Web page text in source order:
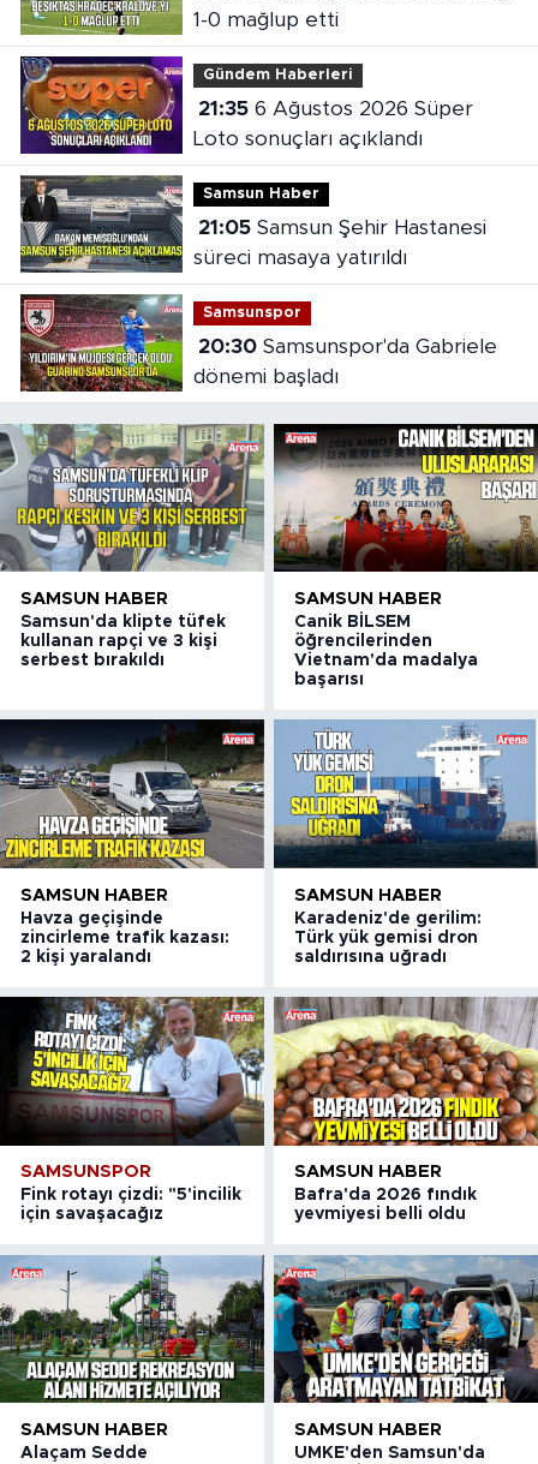
1-0 mağlup etti
Gündem Haberleri
21:356 Ağustos 2026 Süper
Loto sonuçları açıklandı
Samsun Haber
21:05Samsun Şehir Hastanesi
süreci masaya yatırıldı
Samsunspor
20:30Samsunspor'da Gabriele
dönemi başladı
SAMSUN HABER
Samsun'da klipte tüfek
kullanan rapçi ve 3 kişi
serbest bırakıldı
SAMSUN HABER
Canik BİLSEM
öğrencilerinden
Vietnam'da madalya
başarısı
SAMSUN HABER
Havza geçişinde
zincirleme trafik kazası:
2 kişi yaralandı
SAMSUN HABER
Karadeniz'de gerilim:
Türk yük gemisi dron
saldırısına uğradı
SAMSUNSPOR
Fink rotayı çizdi: "5'incilik
için savaşacağız
SAMSUN HABER
Bafra'da 2026 fındık
yevmiyesi belli oldu
SAMSUN HABER
Alaçam Sedde
SAMSUN HABER
UMKE'den Samsun'da